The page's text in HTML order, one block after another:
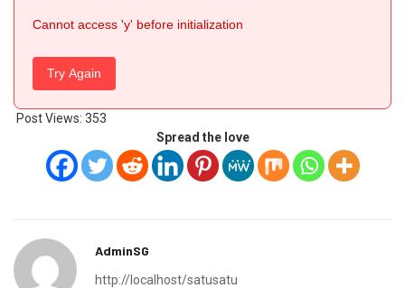
Cannot access 'y' before initialization
Try Again
Post Views: 353
Spread the love
AdminSG
http://localhost/satusatu